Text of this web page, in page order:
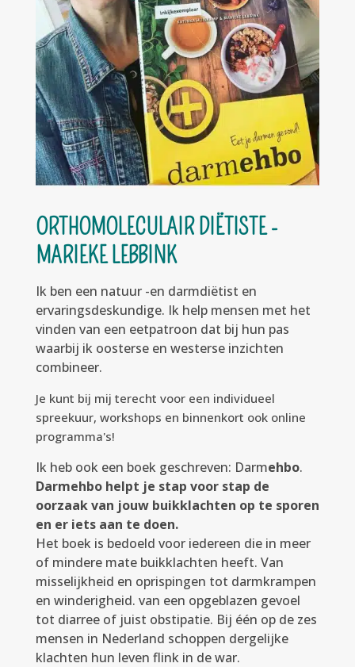
ORTHOMOLECULAIR DIËTISTE -
MARIEKE LEBBINK
Ik ben een natuur -en darmdiëtist en
ervaringsdeskundige. Ik help mensen met het
vinden van een eetpatroon dat bij hun pas
waarbij ik oosterse en westerse inzichten
combineer.
Je kunt bij mij terecht voor een individueel
spreekuur, workshops en binnenkort ook online
programma's!
Ik heb ook een boek geschreven: Darmehbo.
Darmehbo helpt je stap voor stap de
oorzaak van jouw buikklachten op te sporen
en er iets aan te doen.
Het boek is bedoeld voor iedereen die in meer
of mindere mate buikklachten heeft. Van
misselijkheid en oprispingen tot darmkrampen
en winderigheid. van een opgeblazen gevoel
tot diarree of juist obstipatie. Bij één op de zes
mensen in Nederland schoppen dergelijke
klachten hun leven flink in de war.